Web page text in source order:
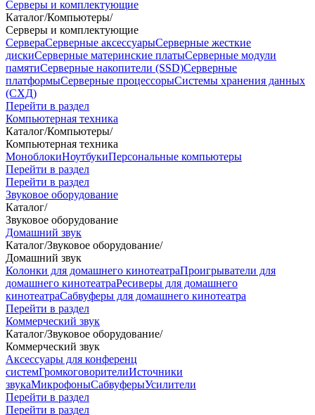
Серверы и комплектующие
Каталог/Компьютеры/
Серверы и комплектующие
СервераСерверные аксессуарыСерверные жесткие
дискиСерверные материнские платыСерверные модули
памятиСерверные накопители (SSD)Серверные
платформыСерверные процессорыСистемы хранения данных
(СХД)
Перейти в раздел
Компьютерная техника
Каталог/Компьютеры/
Компьютерная техника
МоноблокиНоутбукиПерсональные компьютеры
Перейти в раздел
Перейти в раздел
Звуковое оборудование
Каталог/
Звуковое оборудование
Домашний звук
Каталог/Звуковое оборудование/
Домашний звук
Колонки для домашнего кинотеатраПроигрыватели для
домашнего кинотеатраРесиверы для домашнего
кинотеатраСабвуферы для домашнего кинотеатра
Перейти в раздел
Коммерческий звук
Каталог/Звуковое оборудование/
Коммерческий звук
Аксессуары для конференц
системГромкоговорителиИсточники
звукаМикрофоныСабвуферыУсилители
Перейти в раздел
Перейти в раздел